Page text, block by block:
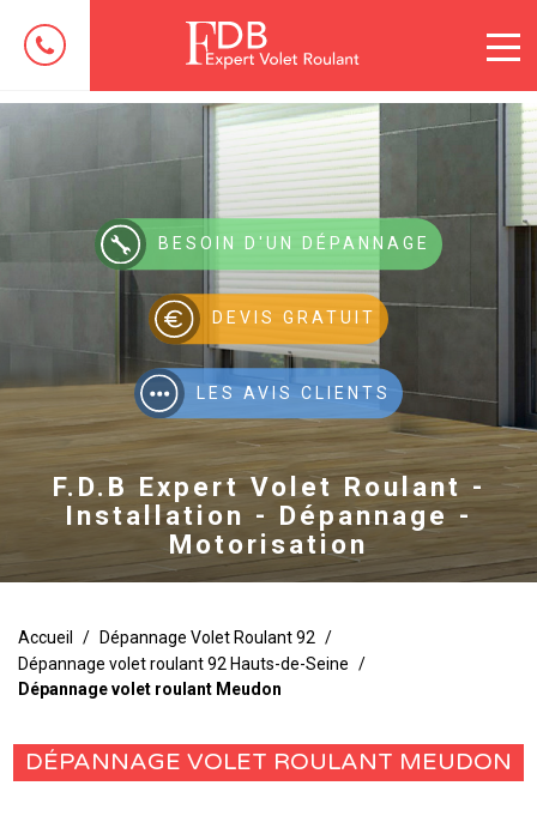
BESOIN D'UN DÉPANNAGE
DEVIS GRATUIT
LES AVIS CLIENTS
F.D.B Expert Volet Roulant -
Installation - Dépannage -
Motorisation
Accueil / Dépannage Volet Roulant 92 /
Dépannage volet roulant 92 Hauts-de-Seine /
Dépannage volet roulant Meudon
DÉPANNAGE VOLET ROULANT MEUDON